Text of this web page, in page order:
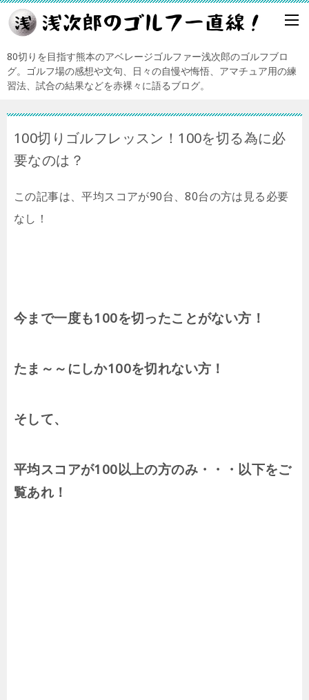
80切りを目指す熊本のアベレージゴルファー浅次郎のゴルフブロ
グ。ゴルフ場の感想や文句、日々の自慢や悔悟、アマチュア用の練
習法、試合の結果などを赤裸々に語るブログ。
100切りゴルフレッスン！100を切る為に必
要なのは？
この記事は、平均スコアが90台、80台の方は見る必要
なし！
今まで一度も100を切ったことがない方！
たま～～にしか100を切れない方！
そして、
平均スコアが100以上の方のみ・・・以下をご
覧あれ！